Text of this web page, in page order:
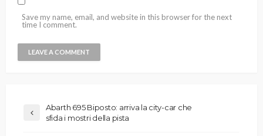
Save my name, email, and website in this browser for the next
time I comment.
Abarth 695 Biposto: arriva la city-car che
sfida i mostri della pista